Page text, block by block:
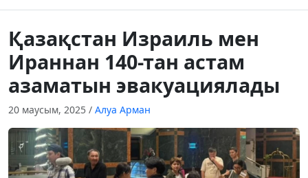
Қазақстан Израиль мен
Ираннан 140-тан астам
азаматын эвакуациялады
20 маусым, 2025 / Алуа Арман